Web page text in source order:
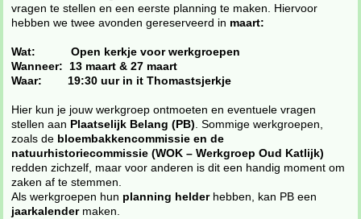
vragen te stellen en een eerste planning te maken. Hiervoor
hebben we twee avonden gereserveerd in maart:
Wat: Open kerkje voor werkgroepen
Wanneer: 13 maart & 27 maart
Waar: 19:30 uur in it Thomastsjerkje
Hier kun je jouw werkgroep ontmoeten en eventuele vragen
stellen aan Plaatselijk Belang (PB). Sommige werkgroepen,
zoals de bloembakkencommissie en de
natuurhistoriecommissie (WOK – Werkgroep Oud Katlijk)
redden zichzelf, maar voor anderen is dit een handig moment om
zaken af te stemmen.
Als werkgroepen hun planning helder hebben, kan PB een
jaarkalendermaken.